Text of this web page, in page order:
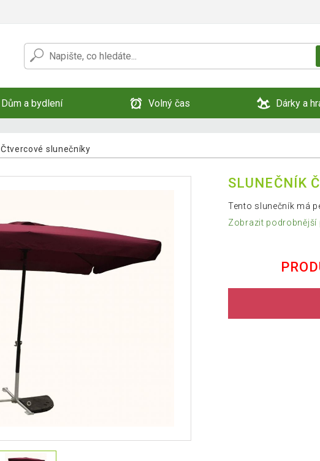
Dům a bydlení Volný čas Dárky a
Čtvercové slunečníky
SLUNEČNÍK
Tento slunečník má
Zobrazit podrobnější